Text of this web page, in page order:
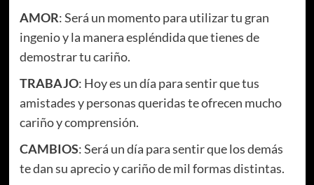
AMOR: Será un momento para utilizar tu gran
ingenio y la manera espléndida que tienes de
demostrar tu cariño.
TRABAJO: Hoy es un día para sentir que tus
amistades y personas queridas te ofrecen mucho
cariño y comprensión.
CAMBIOS: Será un día para sentir que los demás
te dan su aprecio y cariño de mil formas distintas.